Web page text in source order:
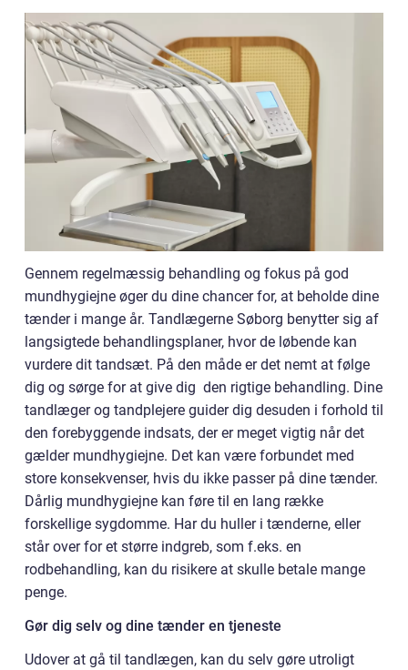
Gennem regelmæssig behandling og fokus på god
mundhygiejne øger du dine chancer for, at beholde dine
tænder i mange år. Tandlægerne Søborg benytter sig af
langsigtede behandlingsplaner, hvor de løbende kan
vurdere dit tandsæt. På den måde er det nemt at følge
dig og sørge for at give dig den rigtige behandling. Dine
tandlæger og tandplejere guider dig desuden i forhold til
den forebyggende indsats, der er meget vigtig når det
gælder mundhygiejne. Det kan være forbundet med
store konsekvenser, hvis du ikke passer på dine tænder.
Dårlig mundhygiejne kan føre til en lang række
forskellige sygdomme. Har du huller i tænderne, eller
står over for et større indgreb, som f.eks. en
rodbehandling, kan du risikere at skulle betale mange
penge.
Gør dig selv og dine tænder en tjeneste
Udover at gå til tandlægen, kan du selv gøre utroligt